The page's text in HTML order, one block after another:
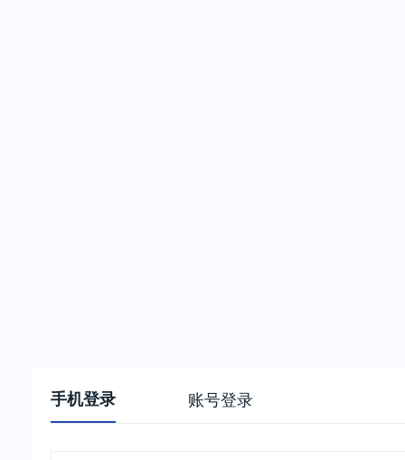
手机登录 账号登录